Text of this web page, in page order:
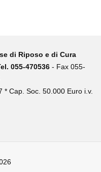
di Riposo e di Cura
055-470536 - Fax 055-
* Cap. Soc. 50.000 Euro i.v.